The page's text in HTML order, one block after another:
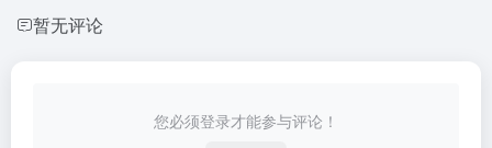
暂无评论
您必须登录才能参与评论！